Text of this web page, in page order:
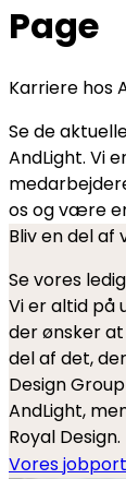
Page
Karriere hos
Se de
AndLight. Vi
os og være
Bliv en del af
Se vores
Vi er altid på
der ønsker
del af det,
Design
AndLight,
Royal Design.
Vores